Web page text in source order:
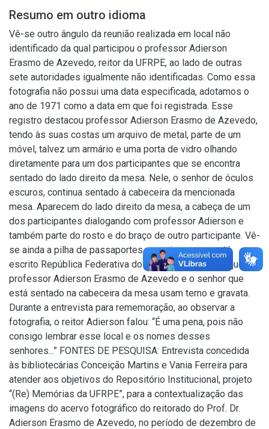
Resumo em outro idioma
Vê-se outro ângulo da reunião realizada em local não
identificado da qual participou o professor Adierson
Erasmo de Azevedo, reitor da UFRPE, ao lado de outras
sete autoridades igualmente não identificadas. Como essa
fotografia não possui uma data especificada, adotamos o
ano de 1971 como a data em que foi registrada. Esse
registro destacou professor Adierson Erasmo de Azevedo,
tendo às suas costas um arquivo de metal, parte de um
móvel, talvez um armário e uma porta de vidro olhando
diretamente para um dos participantes que se encontra
sentado do lado direito da mesa. Nele, o senhor de óculos
escuros, continua sentado à cabeceira da mencionada
mesa. Aparecem do lado direito da mesa, a cabeça de um
dos participantes dialogando com professor Adierson e
também parte do rosto e do braço de outro participante. Vê-
se ainda a pilha de passaportes em cujas capas está
escrito República Federativa do Brasil. Pode-se ver que o
professor Adierson Erasmo de Azevedo e o senhor que
está sentado na cabeceira da mesa usam terno e gravata.
Durante a entrevista para rememoração, ao observar a
fotografia, o reitor Adierson falou: “É uma pena, pois não
consigo lembrar esse local e os nomes desses
senhores...” FONTES DE PESQUISA: Entrevista concedida
às bibliotecárias Conceição Martins e Vania Ferreira para
atender aos objetivos do Repositório Institucional, projeto
“(Re) Memórias da UFRPE”, para a contextualização das
imagens do acervo fotográfico do reitorado do Prof. Dr.
Adierson Erasmo de Azevedo, no período de dezembro de